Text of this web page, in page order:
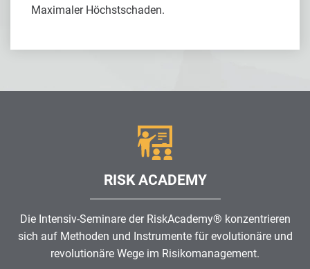
Maximaler Höchstschaden.
RISK ACADEMY
Die Intensiv-Seminare der RiskAcademy® konzentrieren
sich auf Methoden und Instrumente für evolutionäre und
revolutionäre Wege im Risikomanagement.